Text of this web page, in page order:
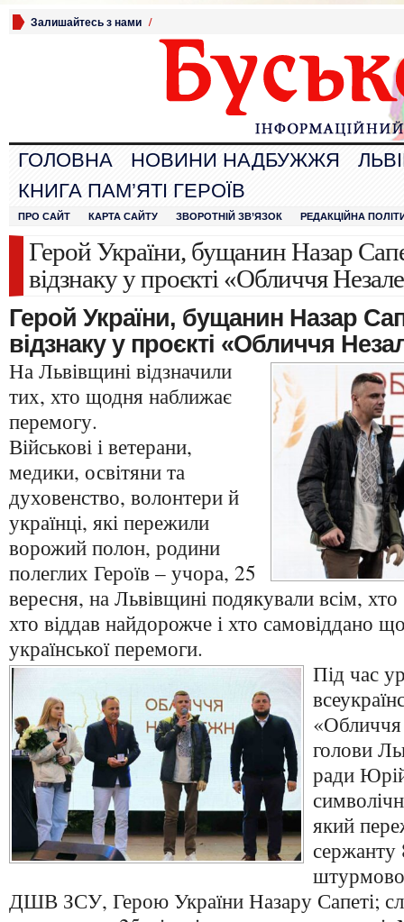
Залишайтесь з нами /
ГОЛОВНА НОВИНИ НАДБУЖЖЯ
КНИГА ПАМ’ЯТІ ГЕРОЇВ
ПРО САЙТ КАРТА САЙТУ ЗВОРОТНІЙ ЗВ’ЯЗОК РЕДАКЦІЙНА
Герой України, бущанин Назар
відзнаку у проєкті «Обличчя
Герой України, бущанин Назар
відзнаку у проєкті «Обличчя
На Львівщині відзначили
тих, хто щодня наближає
перемогу.
Військові і ветерани,
медики, освітяни та
духовенство, волонтери й
українці, які пережили
ворожий полон, родини
полеглих Героїв – учора, 25
вересня, на Львівщині подякували всім,
хто віддав найдорожче і хто самовіддано
української перемоги.
Під час
голови
ради
який
сержанту
ДШВ ЗСУ, Герою України Назару Сапеті;